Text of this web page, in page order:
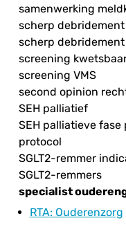
samenwerking
scherp debridement
scherp
screening
screening VMS
second opinion
SEH palliatief
SEH palliatieve
protocol
SGLT2-remmer
SGLT2-remmers
specialist
RTA: Ouderenzorg